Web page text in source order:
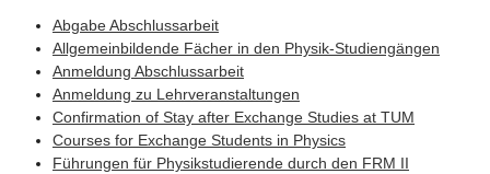
Abgabe Abschlussarbeit
Allgemeinbildende Fächer in den Physik-Studiengängen
Anmeldung Abschlussarbeit
Anmeldung zu Lehrveranstaltungen
Confirmation of Stay after Exchange Studies at TUM
Courses for Exchange Students in Physics
Führungen für Physikstudierende durch den FRM II